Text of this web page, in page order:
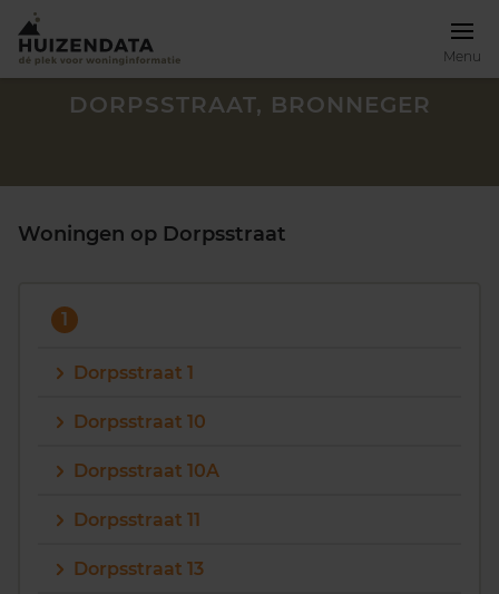
Menu
088 220 4200
DORPSSTRAAT, BRONNEGER
Woningen op Dorpsstraat
1
Dorpsstraat 1
Dorpsstraat 10
Dorpsstraat 10A
Dorpsstraat 11
Dorpsstraat 13